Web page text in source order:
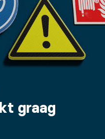
graag